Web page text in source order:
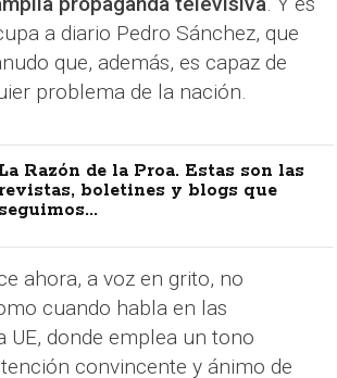
a diario Pedro Sánchez, que
que, además, es capaz de
problema de la nación.
La Razón de la Proa. Estas son las
revistas, boletines y blogs que
seguimos...
ahora, a voz en grito, no
cuando habla en las
UE, donde emplea un tono
convincente y ánimo de